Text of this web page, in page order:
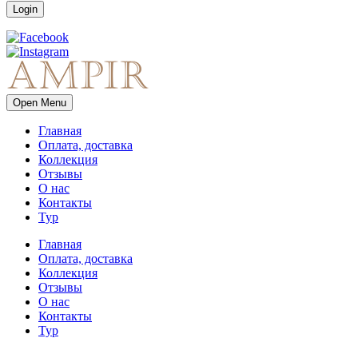
Open Menu
Главная
Оплата, доставка
Коллекция
Отзывы
О нас
Контакты
Тур
Главная
Оплата, доставка
Коллекция
Отзывы
О нас
Контакты
Тур